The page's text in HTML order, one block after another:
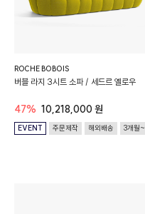
ROCHE BOBOIS
버블 라지 3시트 소파 / 세드르 옐로우
47% 10,218,000 원
EVENT 주문제작 해외배송 3개월~